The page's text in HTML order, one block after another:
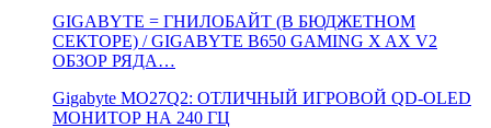
GIGABYTE = ГНИЛОБАЙТ (В БЮДЖЕТНОМ
СЕКТОРЕ) / GIGABYTE B650 GAMING X AX V2
ОБЗОР РЯДА…
Gigabyte MO27Q2: ОТЛИЧНЫЙ ИГРОВОЙ QD-OLED
МОНИТОР НА 240 ГЦ